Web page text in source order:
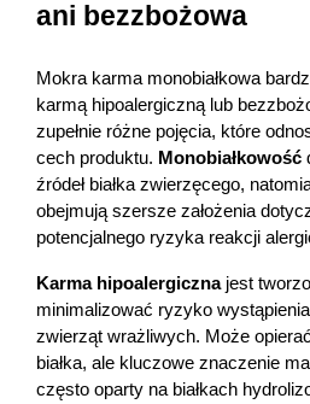
ani bezzbożowa
Mokra karma monobiałkowa
karmą hipoalergiczną lub
zupełnie różne pojęcia, które
cech produktu. Monobiałkowość
źródeł białka zwierzęcego,
obejmują szersze założenia
potencjalnego ryzyka reakcji
Karma hipoalergiczna jest
minimalizować ryzyko
zwierząt wrażliwych. Może
białka, ale kluczowe znaczenie
często oparty na białkach